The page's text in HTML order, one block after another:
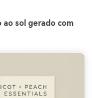
ao sol gerado com